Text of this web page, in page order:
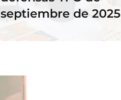
septiembre de 2025